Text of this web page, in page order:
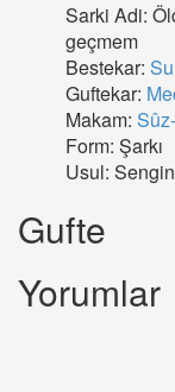
Sarki Adi:
geçmem
Bestekar:
Guftekar:
Makam:
Form: Şarkı
Usul:
Gufte
Yorumlar